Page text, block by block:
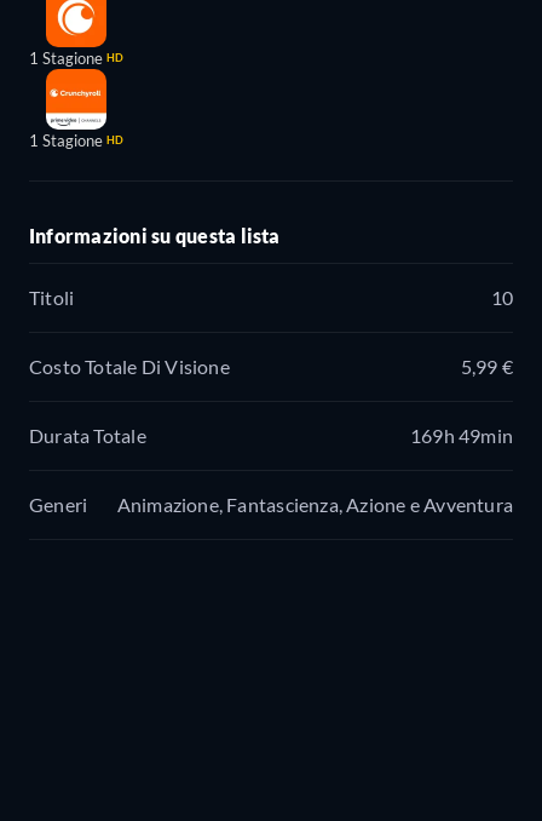
1 Stagione HD
1 Stagione HD
Informazioni su questa lista
Titoli 10
Costo Totale Di Visione 5,99 €
Durata Totale 169h 49min
Generi Animazione, Fantascienza, Azione e Avventura